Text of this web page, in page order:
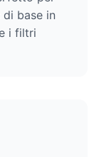
base in
i filtri